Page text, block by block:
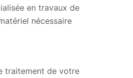
en travaux de
nécessaire
traitement de votre